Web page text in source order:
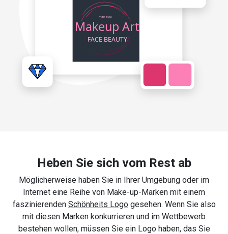
Heben Sie sich vom Rest ab
Möglicherweise haben Sie in Ihrer Umgebung oder im
Internet eine Reihe von Make-up-Marken mit einem
faszinierenden Schönheits Logogesehen. Wenn Sie also
mit diesen Marken konkurrieren und im Wettbewerb
bestehen wollen, müssen Sie ein Logo haben, das Sie